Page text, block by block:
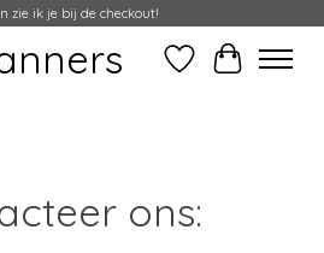
zie ik je bij de checkout!
Verlanglijst
ons: